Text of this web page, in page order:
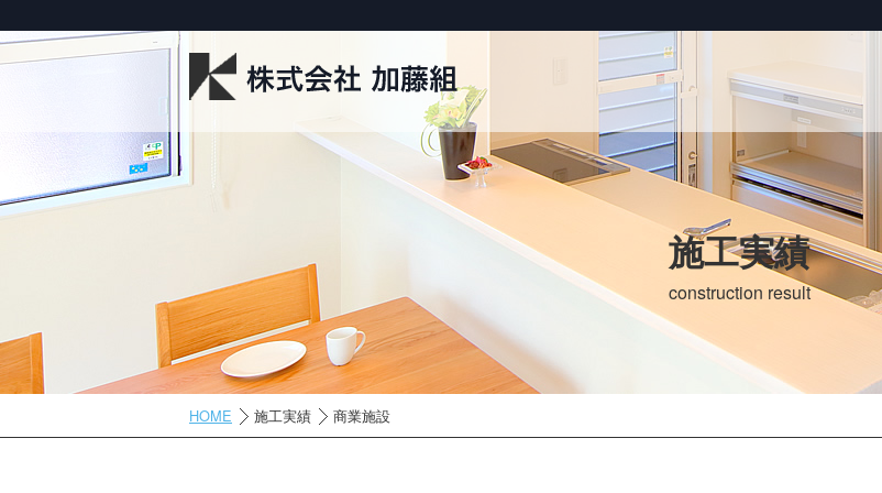
施工実績
construction result
HOME 施工実績 商業施設